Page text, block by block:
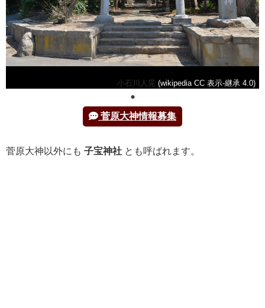
小石川人晃 (wikipedia CC 表示-継承 4.0)
菅原大神情報募集
菅原大神以外にも 子宝神社 とも呼ばれます。